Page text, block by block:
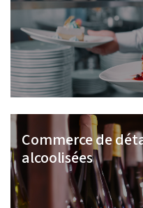
Commerce de
alcoolisées